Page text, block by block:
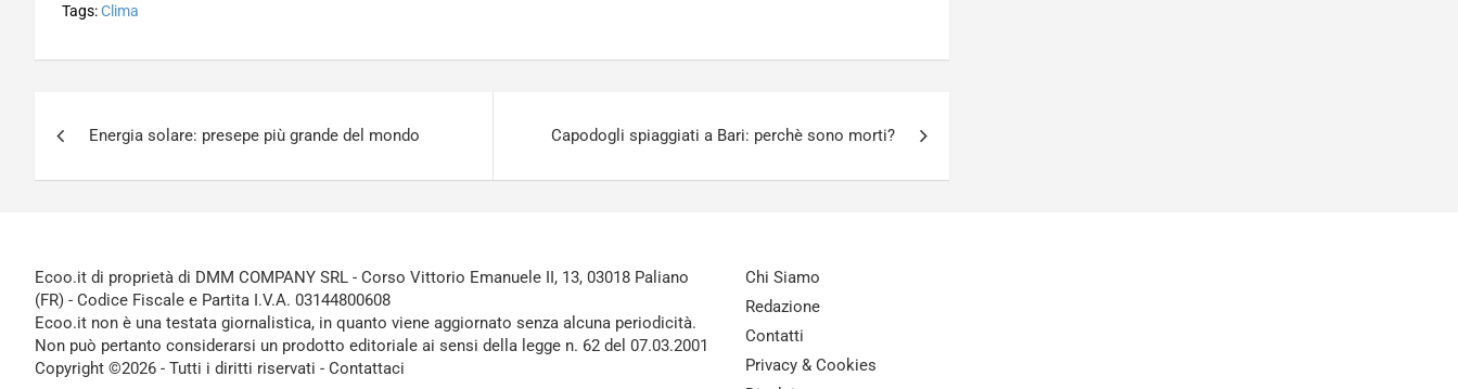
Tags:Clima
articoli
Energia solare: presepe più grande del mondo Capodogli spiaggiati a Bari: perchè sono morti?
Ecoo.it di proprietà di DMM COMPANY SRL - Corso Vittorio Emanuele II, 13, 03018 Paliano
(FR) - Codice Fiscale e Partita I.V.A. 03144800608
Ecoo.it non è una testata giornalistica, in quanto viene aggiornato senza alcuna periodicità.
Non può pertanto considerarsi un prodotto editoriale ai sensi della legge n. 62 del 07.03.2001
Copyright ©2026 - Tutti i diritti riservati - Contattaci
Chi Siamo
Redazione
Contatti
Privacy & Cookies